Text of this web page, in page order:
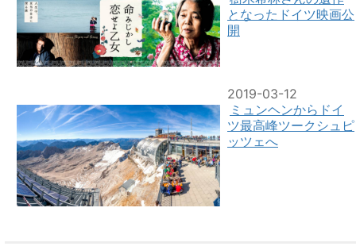
となったドイツ映画公
開
2019-03-12
ミュンヘンからドイ
ツ最高峰ツークシュピ
ッツェへ